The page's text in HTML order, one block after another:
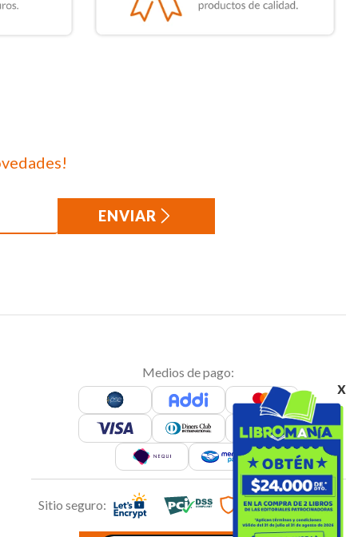
x
ENVIAR
Medios de pago:
Sitio seguro: